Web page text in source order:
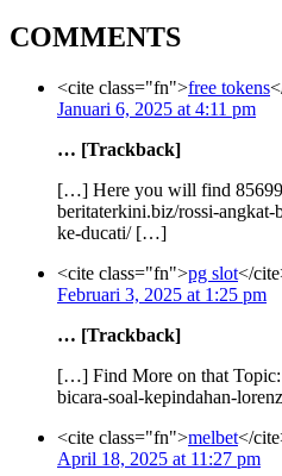
COMMENTS
<cite class="fn">free tokens
Januari 6, 2025 at 4:11 pm
… [Trackback]
[…] Here you will find 85699
beritaterkini.biz/rossi-angkat-
ke-ducati/ […]
<cite class="fn">pg slot</
Februari 3, 2025 at 1:25 pm
… [Trackback]
[…] Find More on that Topic:
bicara-soal-kepindahan-
<cite class="fn">melbet</
April 18, 2025 at 11:27 pm